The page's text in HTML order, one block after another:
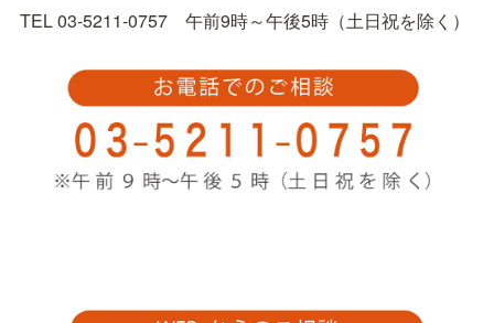
TEL 03-5211-0757　午前9時～午後5時（土日祝を除く）